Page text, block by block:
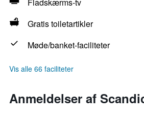
Gratis toiletartikler
Møde/banket-faciliteter
Vis alle 66 faciliteter
Anmeldelser af